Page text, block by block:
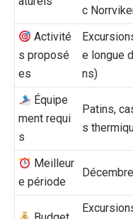
c
Activité
s proposé
es
e longue
ns)
Équipe
ment requi
s
Patins,
s
Meilleur
e période